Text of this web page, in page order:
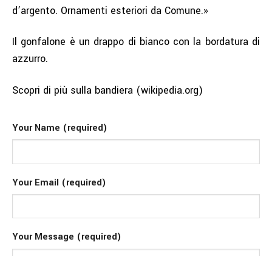
d’argento. Ornamenti esteriori da Comune.»
Il gonfalone è un drappo di bianco con la bordatura di
azzurro.
Scopri di più sulla bandiera (wikipedia.org)
Your Name (required)
Your Email (required)
Your Message (required)